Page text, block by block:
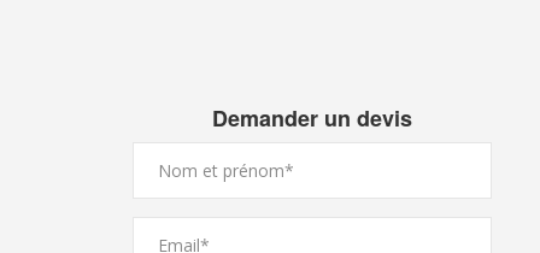
Demander un devis